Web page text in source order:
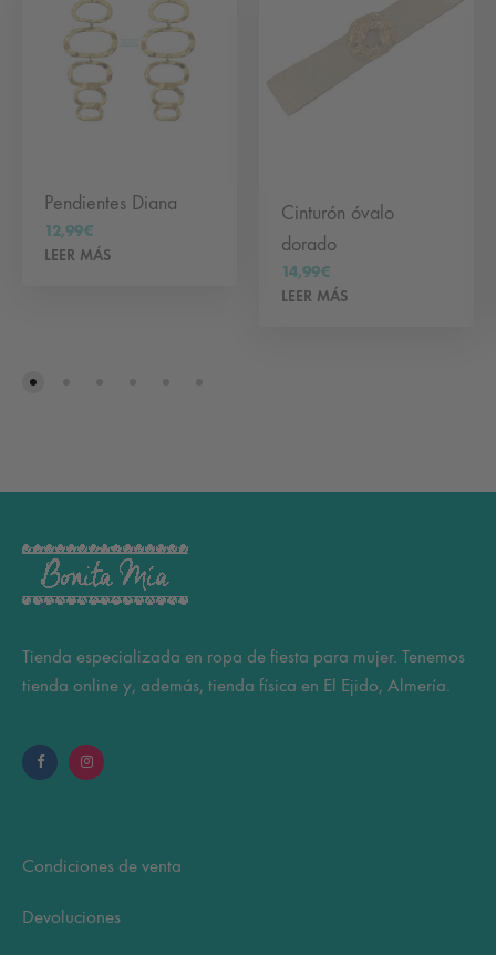
Pendientes Diana
12,99€
LEER MÁS
Cinturón óvalo
dorado
14,99€
LEER MÁS
Tienda especializada en ropa de fiesta para mujer. Tenemos
tienda online y, además, tienda física en El Ejido, Almería.
Condiciones de venta
Devoluciones